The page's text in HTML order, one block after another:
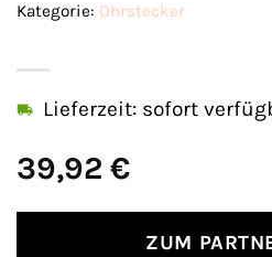
39,92 €
Lieferzeit: sofort
ZUM
Kategorie: Ohrstecker